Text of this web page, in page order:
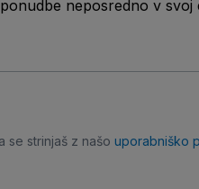
neposredno v svoj
se strinjaš z našo uporabniško